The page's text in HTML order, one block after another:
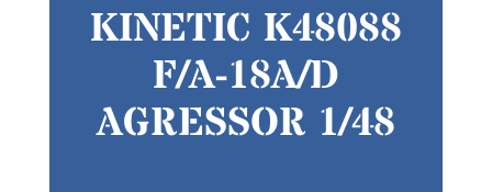
KINETIC K48088
F/A-18A/D
AGRESSOR 1/48